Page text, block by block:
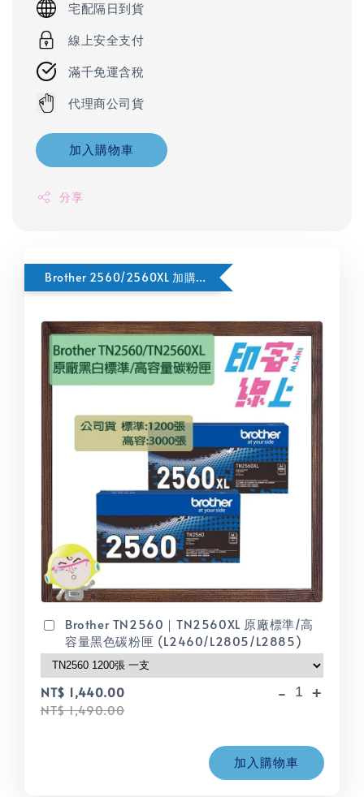
宅配隔日到貨
線上安全支付
滿千免運含稅
代理商公司貨
加入購物車
分享
Brother 2560/2560XL 加購選項
Brother TN2560｜TN2560XL 原廠標準/高
容量黑色碳粉匣 (L2460/L2805/L2885)
NT$ 1,440.00
NT$ 1,490.00
- +
加入購物車